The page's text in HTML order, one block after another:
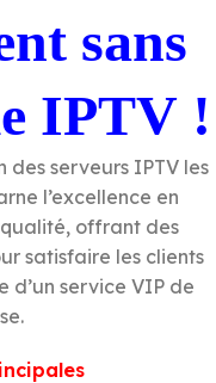
sans
IPTV !
des serveurs IPTV les
l’excellence en
offrant des
satisfaire les clients
d’un service VIP de